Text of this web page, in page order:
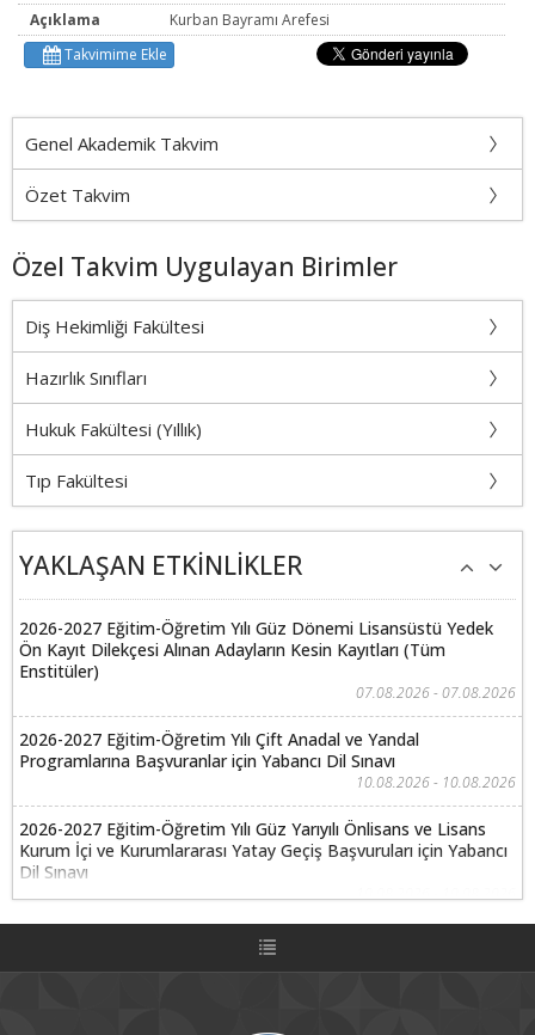
Açıklama
Kurban Bayramı Arefesi
Takvimime Ekle
Genel Akademik Takvim
Özet Takvim
Özel Takvim Uygulayan Birimler
Diş Hekimliği Fakültesi
Hazırlık Sınıfları
Hukuk Fakültesi (Yıllık)
Tıp Fakültesi
YAKLAŞAN ETKİNLİKLER
2026-2027 Eğitim-Öğretim Yılı Güz Dönemi Lisansüstü Yedek
Ön Kayıt Dilekçesi Alınan Adayların Kesin Kayıtları (Tüm
Enstitüler)
07.08.2026 - 07.08.2026
2026-2027 Eğitim-Öğretim Yılı Çift Anadal ve Yandal
Programlarına Başvuranlar için Yabancı Dil Sınavı
10.08.2026 - 10.08.2026
2026-2027 Eğitim-Öğretim Yılı Güz Yarıyılı Önlisans ve Lisans
Kurum İçi ve Kurumlararası Yatay Geçiş Başvuruları için Yabancı
Dil Sınavı
2026-2027 Eğitim-Öğretim Yılı Çift Anadal ve Yandal
Programlarına Başvuranlar için Özel Yetenek Sınavları
2026-2027 Eğitim-Öğretim Yılı Güz Yarıyılı Önlisans ve Lisans